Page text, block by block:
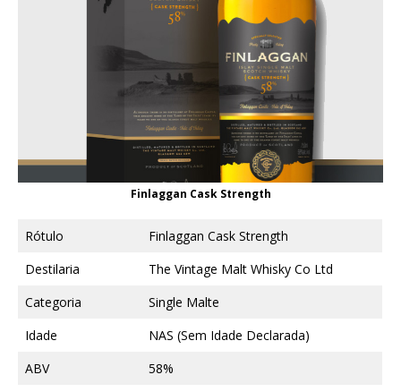
Finlaggan Cask Strength
Rótulo
Finlaggan Cask Strength
Destilaria
The Vintage Malt Whisky Co Ltd
Categoria
Single Malte
Idade
NAS (Sem Idade Declarada)
ABV
58%